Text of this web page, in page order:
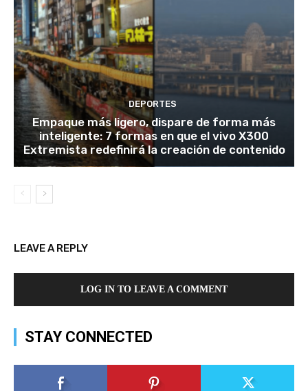
DEPORTES
Empaque más ligero, dispare de forma más
inteligente: 7 formas en que el vivo X300
Extremista redefinirá la creación de contenido
LEAVE A REPLY
LOG IN TO LEAVE A COMMENT
STAY CONNECTED